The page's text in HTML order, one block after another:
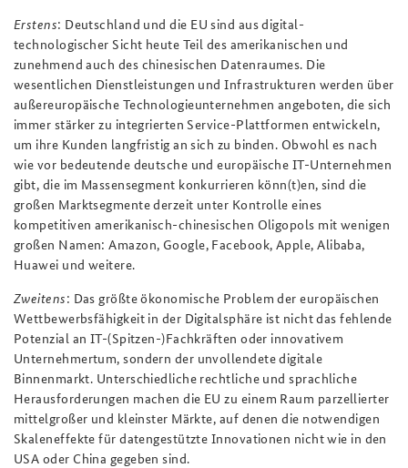
Erstens: Deutschland und die EU sind aus digital-
technologischer Sicht heute Teil des amerikanischen und
zunehmend auch des chinesischen Datenraumes. Die
wesentlichen Dienstleistungen und Infrastrukturen werden über
außereuropäische Technologieunternehmen angeboten, die sich
immer stärker zu integrierten Service-Plattformen entwickeln,
um ihre Kunden langfristig an sich zu binden. Obwohl es nach
wie vor bedeutende deutsche und europäische IT-Unternehmen
gibt, die im Massensegment konkurrieren könn(t)en, sind die
großen Marktsegmente derzeit unter Kontrolle eines
kompetitiven amerikanisch-chinesischen Oligopols mit wenigen
großen Namen: Amazon, Google, Facebook, Apple, Alibaba,
Huawei und weitere.
Zweitens: Das größte ökonomische Problem der europäischen
Wettbewerbsfähigkeit in der Digitalsphäre ist nicht das fehlende
Potenzial an IT-(Spitzen-)Fachkräften oder innovativem
Unternehmertum, sondern der unvollendete digitale
Binnenmarkt. Unterschiedliche rechtliche und sprachliche
Herausforderungen machen die EU zu einem Raum parzellierter
mittelgroßer und kleinster Märkte, auf denen die notwendigen
Skaleneffekte für datengestützte Innovationen nicht wie in den
USA oder China gegeben sind.